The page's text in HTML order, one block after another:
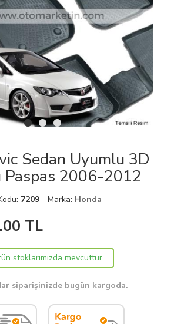
Sedan Uyumlu 3D
Paspas 2006-2012
7209 Marka: Honda
TL
stoklarımızda mevcuttur.
siparişinizde bugün kargoda.